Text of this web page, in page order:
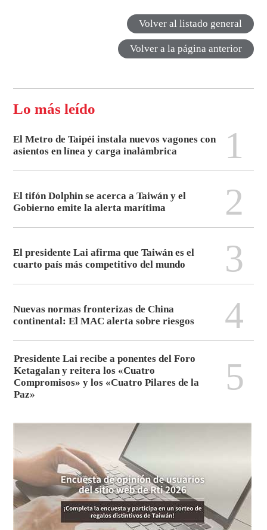
Volver al listado general
Volver a la página anterior
Lo más leído
El Metro de Taipéi instala nuevos vagones con
asientos en línea y carga inalámbrica
1
El tifón Dolphin se acerca a Taiwán y el
Gobierno emite la alerta marítima
2
El presidente Lai afirma que Taiwán es el
cuarto país más competitivo del mundo
3
Nuevas normas fronterizas de China
continental: El MAC alerta sobre riesgos
4
Presidente Lai recibe a ponentes del Foro
Ketagalan y reitera los «Cuatro
Compromisos» y los «Cuatro Pilares de la
Paz»
5